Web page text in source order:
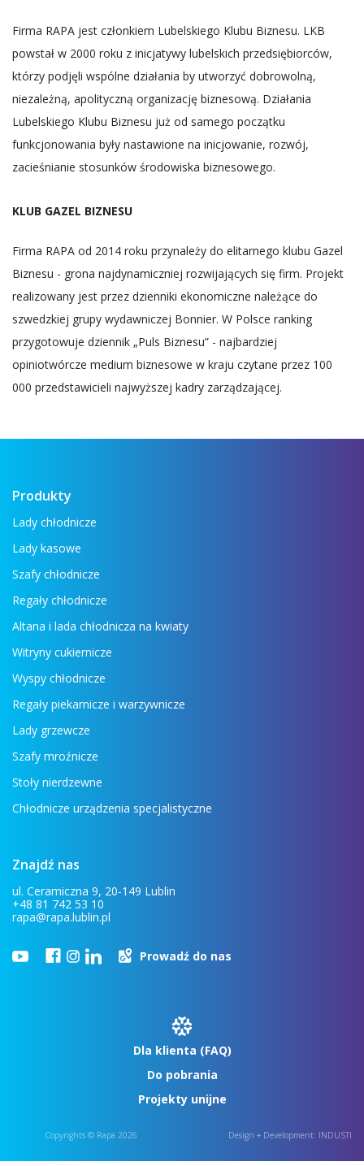
Firma RAPA jest członkiem Lubelskiego Klubu Biznesu. LKB
powstał w 2000 roku z inicjatywy lubelskich przedsiębiorców,
którzy podjęli wspólne działania by utworzyć dobrowolną,
niezależną, apolityczną organizację biznesową. Działania
Lubelskiego Klubu Biznesu już od samego początku
funkcjonowania były nastawione na inicjowanie, rozwój,
zacieśnianie stosunków środowiska biznesowego.
KLUB GAZEL BIZNESU
Firma RAPA od 2014 roku przynależy do elitarnego klubu Gazel
Biznesu - grona najdynamiczniej rozwijających się firm. Projekt
realizowany jest przez dzienniki ekonomiczne należące do
szwedzkiej grupy wydawniczej Bonnier. W Polsce ranking
przygotowuje dziennik „Puls Biznesu” - najbardziej
opiniotwórcze medium biznesowe w kraju czytane przez 100
000 przedstawicieli najwyższej kadry zarządzającej.
Produkty
Lady chłodnicze
Lady kasowe
Szafy chłodnicze
Regały chłodnicze
Altana i lada chłodnicza na kwiaty
Witryny cukiernicze
Wyspy chłodnicze
Regały piekarnicze i warzywnicze
Lady grzewcze
Szafy mroźnicze
Stoły nierdzewne
Chłodnicze urządzenia specjalistyczne
Znajdź nas
ul. Ceramiczna 9, 20-149 Lublin
+48 81 742 53 10
rapa@rapa.lublin.pl
Prowadź do nas
Dla klienta (FAQ)
Do pobrania
Projekty unijne
Copyrights © Rapa 2026 Design + Development: INDUSTI